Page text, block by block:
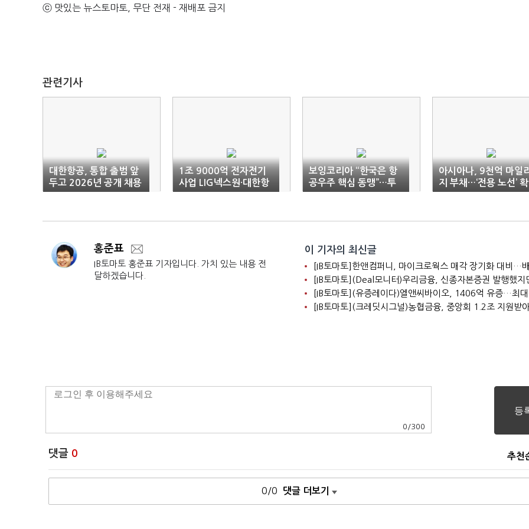
ⓒ 맛있는 뉴스토마토, 무단 전재 - 재배포 금지
관련기사
대한항공, 통합 출범 앞
두고 2026년 공개 채용
돌입
1조 9000억 전자전기
사업 LIG넥스원·대한항
공 쪽으로 기울어
보잉코리아 “한국은 항
공우주 핵심 동맹”…투
자·협력 확대 천명
아시아나, 9천억 마일
지 부채…‘전용 노선’ 확
대
홍준표
IB토마토 홍준표 기자입니다. 가치 있는 내용 전
달하겠습니다.
이 기자의 최신글
0 /300
댓글 0 추천
0/0 댓글 더보기